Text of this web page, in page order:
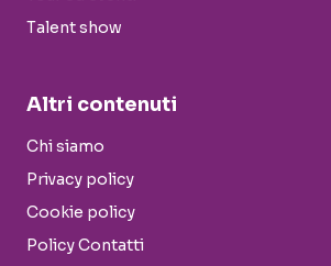
Talent show
Altri contenuti
Chi siamo
Privacy policy
Cookie policy
Policy Contatti